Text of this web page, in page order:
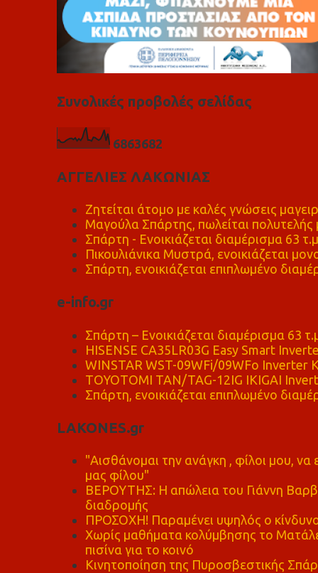
Συνολικές προβολές σελίδας
6863682
ΑΓΓΕΛΙΕΣ ΛΑΚΩΝΙΑΣ
Ζητείται άτομο με καλές γνώσεις
Μαγούλα Σπάρτης, πωλείται πολυτελής
Σπάρτη - Ενοικιάζεται διαμέρισμα 63 τ.μ
Πικουλιάνικα Μυστρά, ενοικιάζεται
Σπάρτη, ενοικιάζεται επιπλωμένο
e-info.gr
Σπάρτη – Ενοικιάζεται διαμέρισμα 63
HISENSE CA35LR03G Easy Smart
WINSTAR WST-09WFi/09WFo Inverter
TOYOTOMI TAN/TAG-12IG IKIGAI
Σπάρτη, ενοικιάζεται επιπλωμένο
LAKONES.gr
"Αισθάνομαι την ανάγκη , φίλοι μου,
μας φίλου"
ΒΕΡΟΥΤΗΣ: Η απώλεια του Γιάννη
διαδρομής
ΠΡΟΣΟΧΗ! Παραμένει υψηλός ο
Χωρίς μαθήματα κολύμβησης το
πισίνα για το κοινό
Κινητοποίηση της Πυροσβεστικής